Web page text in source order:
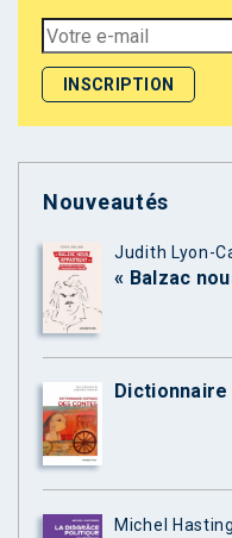
Nouveautés
Judith Lyon-
« Balzac
Michel